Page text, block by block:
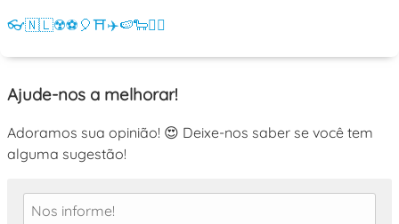
👓🇳🇱☢️⚽ 🎈⛩️✈️🍉🐑💁‍♀️
Ajude-nos a melhorar!
Adoramos sua opinião! 😍 Deixe-nos saber se você tem
alguma sugestão!